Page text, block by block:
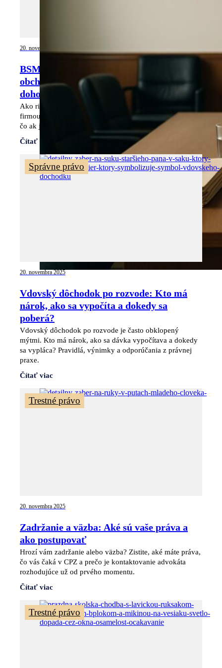
20. novembra 2025
BSM po rozvode: Čo s firmou alebo
obchodným podielom, keď sa neviete
dohodnúť?
Ako riešiť vysporiadanie BSM po rozvode? Čo sa stane s
firmou alebo obchodným podielom, ako postupuje súd a
čo ak jeden z manželov nesúhlasí?
Čítať viac
Správne právo
20. novembra 2025
Vdovský dôchodok po rozvode: Kto má
nárok, ako sa vypočíta a dokedy sa
poberá?
Vdovský dôchodok po rozvode je často obklopený
mýtmi. Kto má nárok, ako sa dávka vypočítava a dokedy
sa vypláca? Pravidlá, výnimky a odporúčania z právnej
praxe.
Čítať viac
Trestné právo
20. novembra 2025
Zadržanie a väzba: Aké sú vaše práva a
ako postupovať
Hrozí vám zadržanie alebo väzba? Zistite, aké máte práva,
čo vás čaká v CPZ a prečo je kontaktovanie advokáta
rozhodujúce už od prvého momentu.
Čítať viac
Trestné právo